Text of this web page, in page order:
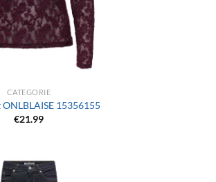
CATEGORIE
15356155
€21.99